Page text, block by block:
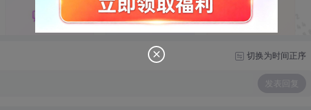
切换为时间正序
发表回复